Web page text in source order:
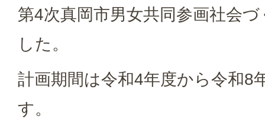
第4次真岡市男女共同参画社会
した。
計画期間は令和4年度から令和8
す。